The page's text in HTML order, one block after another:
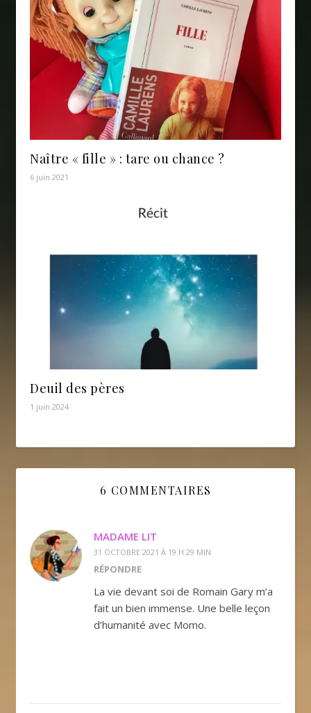
Naître « fille » : tare ou chance ?
6 juin 2021
Deuil des pères
1 juin 2024
6 COMMENTAIRES
MADAME LIT
31 OCTOBRE 2021 À 19 H 29 MIN
RÉPONDRE
La vie devant soi de Romain Gary m’a
fait un bien immense. Une belle leçon
d’humanité avec Momo.